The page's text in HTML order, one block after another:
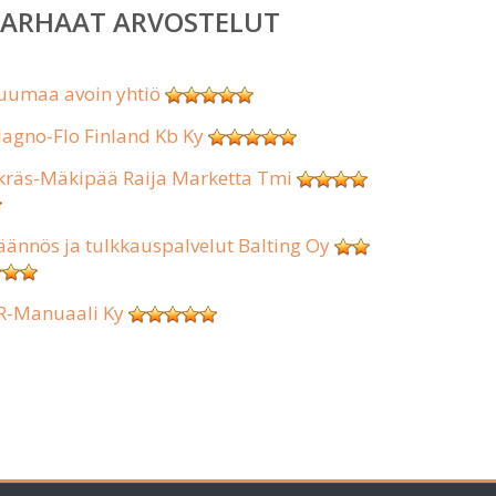
ARVOSTELUT
avoin yhtiö
Flo Finland Kb Ky
Mäkipää Raija Marketta Tmi
ja tulkkauspalvelut Balting Oy
Manuaali Ky